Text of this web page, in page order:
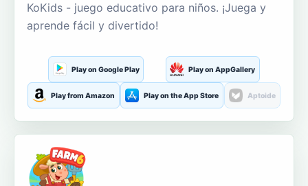
KoKids - juego educativo para niños. ¡Juega y
aprende fácil y divertido!
Play on Google Play Play on AppGallery
Play from Amazon Play on the App Store Aptoide